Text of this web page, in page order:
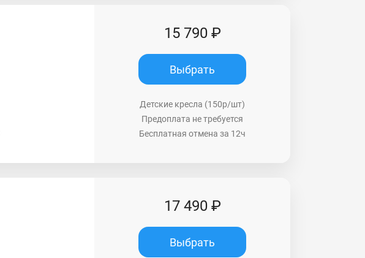
15 790 ₽
Выбрать
Детские кресла (150р/шт)
Предоплата не требуется
Бесплатная отмена за 12ч
17 490 ₽
Выбрать